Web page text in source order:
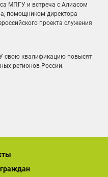
МПГУ и встреча с Алиасом
помощником директора
проекта служения
свою квалификацию повысят
регионов России.